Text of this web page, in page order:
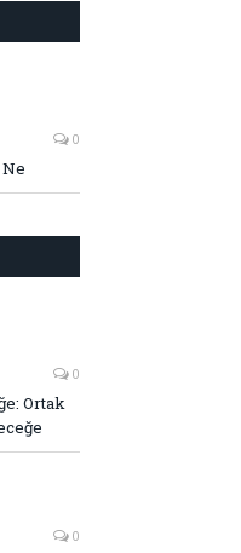
0
0
Ortak
0